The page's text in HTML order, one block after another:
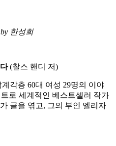
by 한성희
(찰스 핸디 저)
각층 60대 여성 29명의 이야
트로 세계적인 베스트셀러 작가
글을 엮고, 그의 부인 엘리자